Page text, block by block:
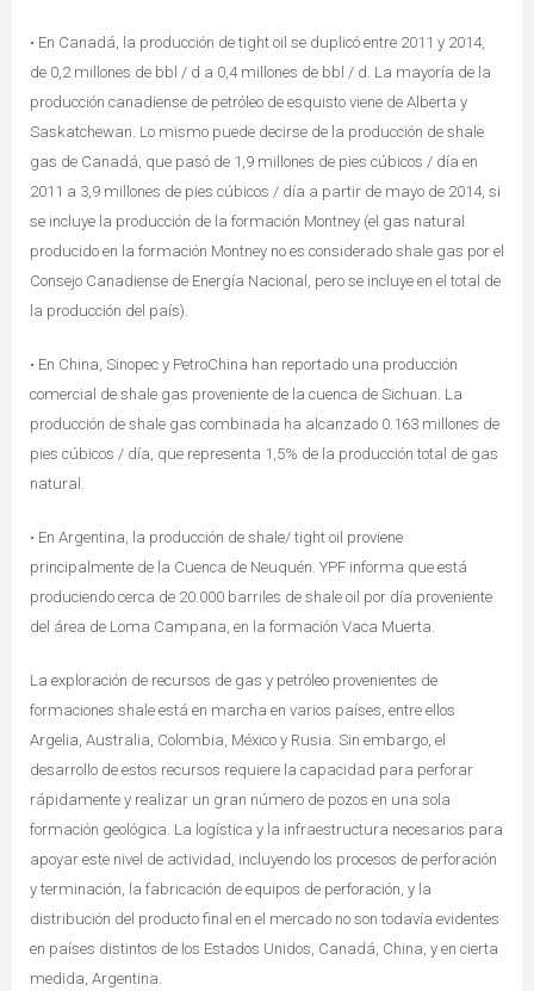
• En Canadá, la producción de tight oil se duplicó entre 2011 y 2014,
de 0,2 millones de bbl / d a 0,4 millones de bbl / d. La mayoría de la
producción canadiense de petróleo de esquisto viene de Alberta y
Saskatchewan. Lo mismo puede decirse de la producción de shale
gas de Canadá, que pasó de 1,9 millones de pies cúbicos / día en
2011 a 3,9 millones de pies cúbicos / día a partir de mayo de 2014, si
se incluye la producción de la formación Montney (el gas natural
producido en la formación Montney no es considerado shale gas por el
Consejo Canadiense de Energía Nacional, pero se incluye en el total de
la producción del país).
• En China, Sinopec y PetroChina han reportado una producción
comercial de shale gas proveniente de la cuenca de Sichuan. La
producción de shale gas combinada ha alcanzado 0.163 millones de
pies cúbicos / día, que representa 1,5% de la producción total de gas
natural.
• En Argentina, la producción de shale/ tight oil proviene
principalmente de la Cuenca de Neuquén. YPF informa que está
produciendo cerca de 20.000 barriles de shale oil por día proveniente
del área de Loma Campana, en la formación Vaca Muerta.
La exploración de recursos de gas y petróleo provenientes de
formaciones shale está en marcha en varios países, entre ellos
Argelia, Australia, Colombia, México y Rusia. Sin embargo, el
desarrollo de estos recursos requiere la capacidad para perforar
rápidamente y realizar un gran número de pozos en una sola
formación geológica. La logística y la infraestructura necesarios para
apoyar este nivel de actividad, incluyendo los procesos de perforación
y terminación, la fabricación de equipos de perforación, y la
distribución del producto final en el mercado no son todavía evidentes
en países distintos de los Estados Unidos, Canadá, China, y en cierta
medida, Argentina.